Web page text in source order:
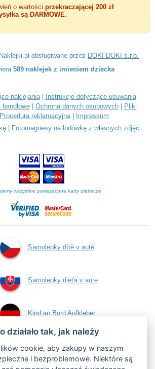
o wartości przekraczającej 200 zł
są DARMOWE
obsługiwane przez DOKI DOKI s.r.o.
589 naklejek z imieniem dziecka
naklejania|
Instrukcje dotyczące usuwania
handlowe| Ochrona danych osobowych|
Pliki
Procedura reklamacyjna|
Impressum
| Fotomagnesy na lodówkę z własnych zdjęć
wszystkie powszechne karty płatnicze
Samolepky dítě v autě
Samolepky dieťa v aute
Kind an Bord Aufkleber
Naklejki dziecko w
działało tak, jak należy
cookie, aby zakupy w naszym
i bezproblemowe. Niektóre są